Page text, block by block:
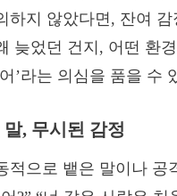
하지 않았다면, 잔여
늦었던 건지, 어떤 환
’라는 의심을 품을 수
, 무시된 감정
적으로 뱉은 말이나 공